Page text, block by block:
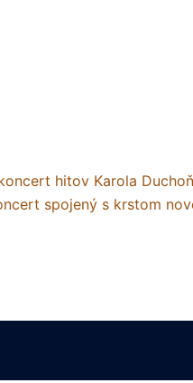
hitov Karola
spojený s krstom